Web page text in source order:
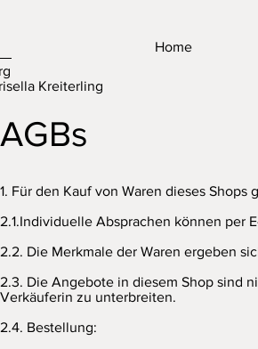
Home
Kreiterling
AGBs
1. Für den Kauf von Waren dieses
2.1.Individuelle Absprachen können per
2.2. Die Merkmale der Waren ergeben
2.3. Die Angebote in diesem Shop sind
Verkäuferin zu unterbreiten.
2.4. Bestellung: